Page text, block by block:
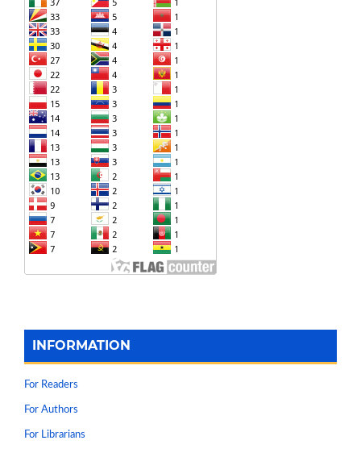
INFORMATION
For Readers
For Authors
For Librarians